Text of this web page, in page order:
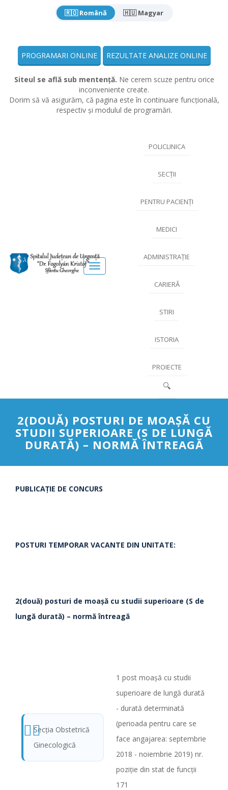
🇷🇴 Română 🇭🇺 Magyar
PROGRAMARI ONLINE REZULTATE ANALIZE ONLINE
Siteul se află sub mentență. Ne cerem scuze pentru orice
inconveniente create.
Dorim să vă asigurăm, că pagina este în continuare funcțională,
respectiv și modulul de programări.
Meniu
POLICLINICA
SECȚII
PENTRU PACIENȚI
MEDICI
ADMINISTRAȚIE
CARIERĂ
STIRI
ISTORIA
PROIECTE
🔍
2(DOUĂ) POSTURI DE MOAŞĂ CU
STUDII SUPERIOARE (S DE LUNGĂ
DURATĂ) – NORMĂ ÎNTREAGĂ
PUBLICAȚIE DE CONCURS
POSTURI TEMPORAR VACANTE DIN UNITATE:
2(două) posturi de moaşă cu studii superioare (S de
lungă durată) – normă întreagă
Secţia Obstetrică
Ginecologică
1 post moaşă cu studii
superioare de lungă durată
- durată determinată
(perioada pentru care se
face angajarea: septembrie
2018 - noiembrie 2019) nr.
poziţie din stat de funcţii
171